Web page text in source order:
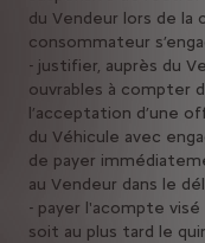
du Vendeur lors de la
consommateur
- justifier, auprès du
ouvrables à compter
l’acceptation d’une
du Véhicule avec
de payer
au Vendeur dans le
- payer l'acompte visé
soit au plus tard le